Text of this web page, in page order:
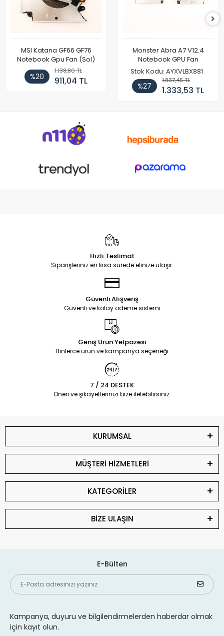
MSI Katana GF66 GF76
Notebook Gpu Fan (Sol)
%20
1.138,80 TL
911,04 TL
Monster Abra A7 V12.4
Notebook GPU Fan
Stok Kodu: AYXVLBX881
%27
1.837,45 TL
1.333,53 TL
Hızlı Teslimat
Siparişleriniz en kısa sürede elinize ulaşır.
Güvenli Alışveriş
Güvenli ve kolay ödeme sistemi
Geniş Ürün Yelpazesi
Binlerce ürün ve kampanya seçeneği
7 / 24 DESTEK
Öneri ve şikayetlerinizi bize iletebilirsiniz.
KURUMSAL
MÜŞTERİ HİZMETLERİ
KATEGORİLER
BİZE ULAŞIN
E-Bülten
Kampanya, duyuru ve bilgilendirmelerden haberdar olmak
için kayıt olun.